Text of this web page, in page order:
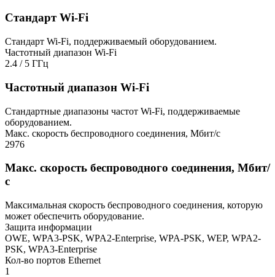
Стандарт Wi-Fi
Стандарт Wi-Fi, поддерживаемый оборудованием.
Частотный диапазон Wi-Fi
2.4 / 5 ГГц
Частотный диапазон Wi-Fi
Стандартные диапазоны частот Wi-Fi, поддерживаемые
оборудованием.
Макс. скорость беспроводного соединения, Мбит/с
2976
Макс. скорость беспроводного соединения, Мбит/
с
Максимальная скорость беспроводного соединения, которую
может обеспечить оборудование.
Защита информации
OWE, WPA3-PSK, WPA2-Enterprise, WPA-PSK, WEP, WPA2-
PSK, WPA3-Enterprise
Кол-во портов Ethernet
1